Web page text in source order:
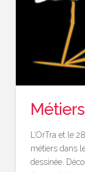
L’OrTra et le
métiers dans
dessinée.